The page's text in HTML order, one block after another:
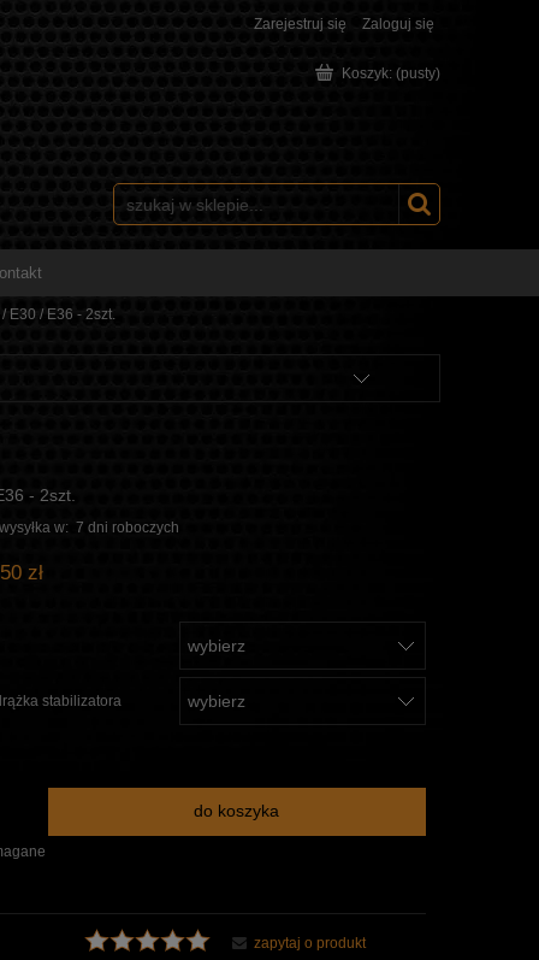
Zarejestruj się Zaloguj się
Koszyk: (pusty)
E30 / E36 - 2szt.
- 2szt.
w: 7 dni roboczych
zł
stabilizatora
do koszyka
zapytaj o produkt